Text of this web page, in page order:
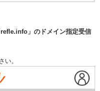
refle.info」のドメイン指定受信
い。